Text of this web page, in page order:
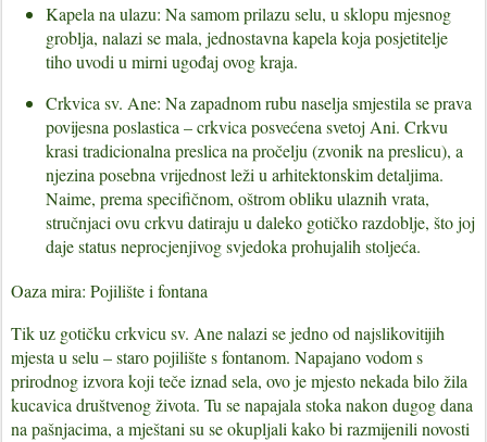
Kapela na ulazu: Na samom prilazu selu, u sklopu mjesnog
groblja, nalazi se mala, jednostavna kapela koja posjetitelje
tiho uvodi u mirni ugođaj ovog kraja.
Crkvica sv. Ane: Na zapadnom rubu naselja smjestila se prava
povijesna poslastica – crkvica posvećena svetoj Ani. Crkvu
krasi tradicionalna preslica na pročelju (zvonik na preslicu), a
njezina posebna vrijednost leži u arhitektonskim detaljima.
Naime, prema specifičnom, oštrom obliku ulaznih vrata,
stručnjaci ovu crkvu datiraju u daleko gotičko razdoblje, što joj
daje status neprocjenjivog svjedoka prohujalih stoljeća.
Oaza mira: Pojilište i fontana
Tik uz gotičku crkvicu sv. Ane nalazi se jedno od najslikovitijih
mjesta u selu –staro pojilište s fontanom. Napajano vodom s
prirodnog izvora koji teče iznad sela, ovo je mjesto nekada bilo žila
kucavica društvenog života. Tu se napajala stoka nakon dugog dana
na pašnjacima, a mještani su se okupljali kako bi razmijenili novosti